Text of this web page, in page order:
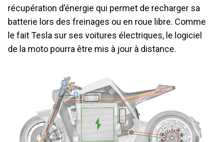
récupération d’énergie qui permet de recharger sa
batterie lors des freinages ou en roue libre. Comme
le fait Tesla sur ses voitures électriques, le logiciel
de la moto pourra être mis à jour à distance.